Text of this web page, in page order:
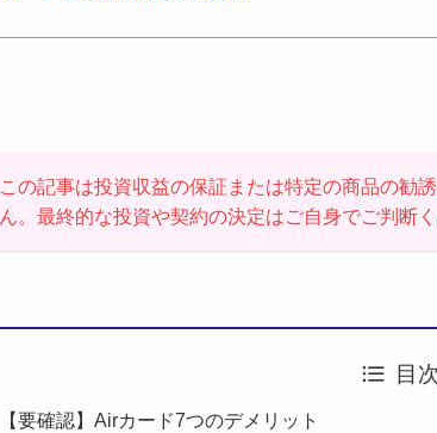
この記事は投資収益の保証または特定の商品の勧
ん。最終的な投資や契約の決定はご自身でご判断く
目次
【要確認】Airカード7つのデメリット